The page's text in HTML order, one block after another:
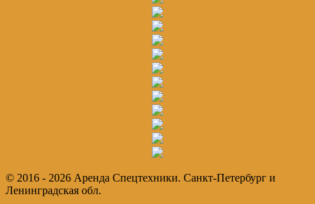
© 2016 - 2026 Аренда Спецтехники. Санкт-Петербург и
Ленинградская обл.